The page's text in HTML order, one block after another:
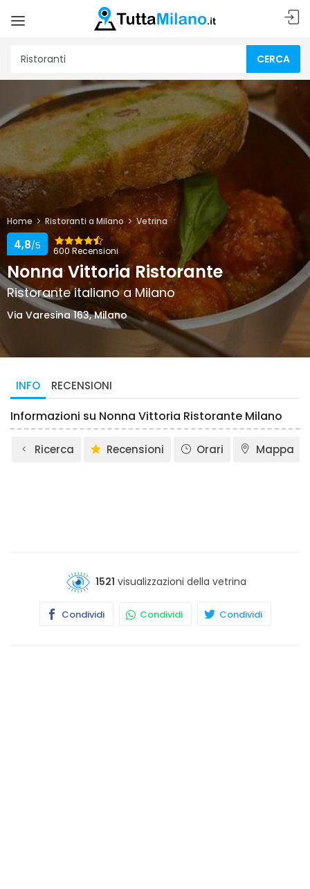
CERCA
Home Ristoranti a Milano Vetrina
600 Recensioni
4,8/5
Nonna Vittoria Ristorante
Ristorante italiano a Milano
Via Varesina 163, Milano
INFO RECENSIONI
Informazioni su Nonna Vittoria Ristorante Milano
Ricerca Recensioni Orari Mappa
1521 visualizzazioni della vetrina
Condividi Condividi Condividi